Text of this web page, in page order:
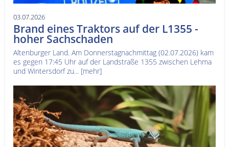
03.07.2026
Brand eines Traktors auf der L1355 -
hoher Sachschaden
Altenburger Land. Am Donnerstagnachmittag (02.07.2026) kam
es gegen 17:45 Uhr auf der Landstraße 1355 zwischen Lehma
und Wintersdorf zu... [mehr]